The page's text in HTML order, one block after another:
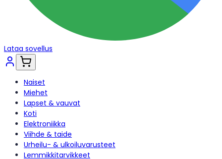
Lataa sovellus
Naiset
Miehet
Lapset & vauvat
Koti
Elektroniikka
Viihde & taide
Urheilu- & ulkoiluvarusteet
Lemmikkitarvikkeet